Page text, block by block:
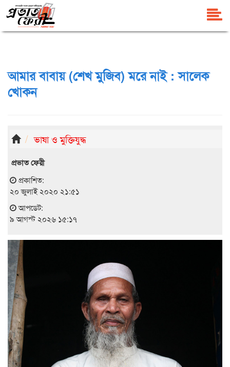
আমার বাবায় (শেখ মুজিব) মরে নাই : সালেক
খোকন
ভাষা ও মুক্তিযুদ্ধ
প্রভাত ফেরী
প্রকাশিত:
২০ জুলাই ২০২০ ২১:৫১
আপডেট:
৯ আগস্ট ২০২৬ ১৫:১৭